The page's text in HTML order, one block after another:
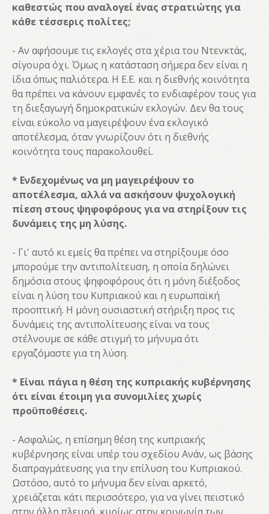
καθεστώς που αναλογεί ένας στρατιώτης για
κάθε τέσσερις πολίτες;
- Αν αφήσουμε τις εκλογές στα χέρια του Ντενκτάς,
σίγουρα όχι. Όμως η κατάσταση σήμερα δεν είναι η
ίδια όπως παλιότερα. Η Ε.Ε. και η διεθνής κοινότητα
θα πρέπει να κάνουν εμφανές το ενδιαφέρον τους για
τη διεξαγωγή δημοκρατικών εκλογών. Δεν θα τους
είναι εύκολο να μαγειρέψουν ένα εκλογικό
αποτέλεσμα, όταν γνωρίζουν ότι η διεθνής
κοινότητα τους παρακολουθεί.
* Ενδεχομένως να μη μαγειρέψουν το
αποτέλεσμα, αλλά να ασκήσουν ψυχολογική
πίεση στους ψηφοφόρους για να στηρίξουν τις
δυνάμεις της μη λύσης.
- Γι' αυτό κι εμείς θα πρέπει να στηρίξουμε όσο
μπορούμε την αντιπολίτευση, η οποία δηλώνει
δημόσια στους ψηφοφόρους ότι η μόνη διέξοδος
είναι η λύση του Κυπριακού και η ευρωπαϊκή
προοπτική. Η μόνη ουσιαστική στήριξη προς τις
δυνάμεις της αντιπολίτευσης είναι να τους
στέλνουμε σε κάθε στιγμή το μήνυμα ότι
εργαζόμαστε για τη λύση.
* Είναι πάγια η θέση της κυπριακής κυβέρνησης
ότι είναι έτοιμη για συνομιλίες χωρίς
προϋποθέσεις.
- Ασφαλώς, η επίσημη θέση της κυπριακής
κυβέρνησης είναι υπέρ του σχεδίου Ανάν, ως βάσης
διαπραγμάτευσης για την επίλυση του Κυπριακού.
Ωστόσο, αυτό το μήνυμα δεν είναι αρκετό,
χρειάζεται κάτι περισσότερο, για να γίνει πειστικό